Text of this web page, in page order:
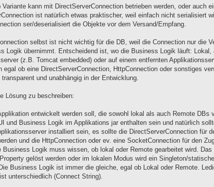
Variante kann mit DirectServerConnection betrieben werden, oder auch
ist natürlich etwas praktischer, weil einfach nicht serialisiert
ser/deserialisiert die Objekte vor dem Versand/Empfang.
selbst ist nicht wichtig für die DB, weil die Connection nur die
Logik übernimmt. Entscheidend ist, wo die Business Logik läuft: Lokal,
(z.B. Tomcat embedded) oder auf einem entfernten
egal ob eine DirectServerConnection, HttpConnection oder sonstiges
und unabhängig in der Entwicklung.
Lösung zu beschreiben:
entwickelt werden soll, die sowohl lokal als auch Remote DBs
und Business Logik im Applikations jar enthalten sein und natürlich
installiert sein, es sollte die DirectServerConnection für
und die HttpConnection oder ev. eine SocketConnection für den
Business Logik muss wissen, ob lokal oder Remote gearbeitet wird. Das
gelöst werden oder im lokalen Modus wird ein Singleton/
Business Logik ist immer die gleiche, egal ob Lokal oder Remote.
unterschiedlich (Connect String).